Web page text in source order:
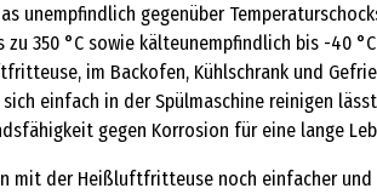
unempfindlich gegenüber
350 °C sowie kälteunempfindlich bis -40 °C
im Backofen, Kühlschrank und
einfach in der Spülmaschine reinigen lässt
gegen Korrosion für eine lange
mit der Heißluftfritteuse noch einfacher